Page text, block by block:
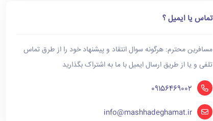
تماس یا ایمیل ؟
مسافرین محترم: هرگونه سوال انتقاد و پیشنهاد خود را از طرق تماس
تلفی و یا از طریق ارسال ایمیل با ما به اشتراک بگذارید
09156469002
info@mashhadeghamat.ir